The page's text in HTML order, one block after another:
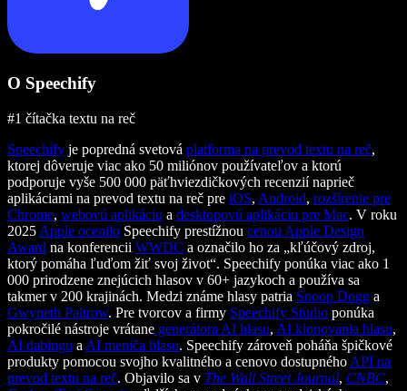
O Speechify
#1 čítačka textu na reč
Speechify je popredná svetová platforma na prevod textu na reč,
ktorej dôveruje viac ako 50 miliónov používateľov a ktorú
podporuje vyše 500 000 päťhviezdičkových recenzií naprieč
aplikáciami na prevod textu na reč pre iOS, Android, rozšírenie pre
Chrome, webovú aplikáciu a desktopovú aplikáciu pre Mac. V roku
2025 Apple ocenilo Speechify prestížnou cenou Apple Design
Award na konferencii WWDC a označilo ho za „kľúčový zdroj,
ktorý pomáha ľuďom žiť svoj život“. Speechify ponúka viac ako 1
000 prirodzene znejúcich hlasov v 60+ jazykoch a používa sa
takmer v 200 krajinách. Medzi známe hlasy patria Snoop Dogg a
Gwyneth Paltrow. Pre tvorcov a firmy Speechify Studio ponúka
pokročilé nástroje vrátane generátora AI hlasu, AI klonovania hlasu,
AI dabingu a AI meniča hlasu. Speechify zároveň poháňa špičkové
produkty pomocou svojho kvalitného a cenovo dostupného API na
prevod textu na reč. Objavilo sa v The Wall Street Journal, CNBC,